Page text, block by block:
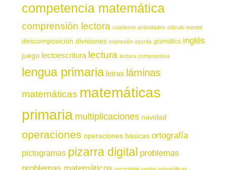
competencia matemática
comprensión lectora cuaderno actividades cálculo mental
descomposición divisiones expresión escrita gramática inglés
juego lectoescritura lectura lectura comprensiva
lengua primaria letras láminas
matemáticas matemáticas
primaria multiplicaciones navidad
operaciones operaciones básicas ortografía
pictogramas pizarra digital problemas